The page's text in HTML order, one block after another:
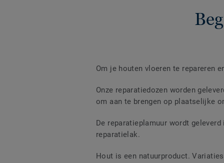
Om je houten vloeren te repareren
Onze reparatiedozen worden
om aan te brengen op plaatselijke
De reparatieplamuur wordt
reparatielak.
Hout is een natuurproduct.